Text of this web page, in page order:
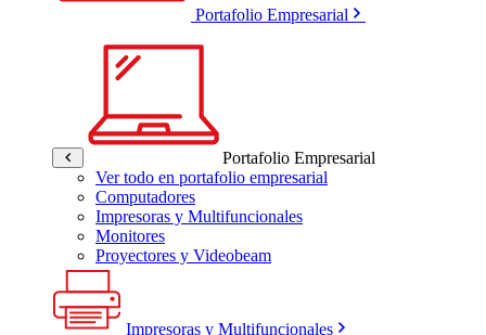
Portafolio Empresarial
Portafolio Empresarial
Ver todo en portafolio empresarial
Computadores
Impresoras y Multifuncionales
Monitores
Proyectores y Videobeam
Impresoras y Multifuncionales